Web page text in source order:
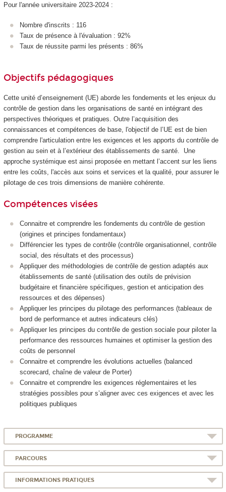
Pour l'année universitaire 2023-2024 :
Nombre d'inscrits : 116
Taux de présence à l'évaluation : 92%
Taux de réussite parmi les présents : 86%
Objectifs pédagogiques
Cette unité d’enseignement (UE) aborde les fondements et les enjeux du
contrôle de gestion dans les organisations de santé en intégrant des
perspectives théoriques et pratiques. Outre l’acquisition des
connaissances et compétences de base, l'objectif de l’UE est de bien
comprendre l'articulation entre les exigences et les apports du contrôle de
gestion au sein et à l’extérieur des établissements de santé. Une
approche systémique est ainsi proposée en mettant l’accent sur les liens
entre les coûts, l'accès aux soins et services et la qualité, pour assurer le
pilotage de ces trois dimensions de manière cohérente.
Compétences visées
Connaitre et comprendre les fondements du contrôle de gestion
(origines et principes fondamentaux)
Différencier les types de contrôle (contrôle organisationnel, contrôle
social, des résultats et des processus)
Appliquer des méthodologies de contrôle de gestion adaptés aux
établissements de santé (utilisation des outils de prévision
budgétaire et financière spécifiques, gestion et anticipation des
ressources et des dépenses)
Appliquer les principes du pilotage des performances (tableaux de
bord de performance et autres indicateurs clés)
Appliquer les principes du contrôle de gestion sociale pour piloter la
performance des ressources humaines et optimiser la gestion des
coûts de personnel
Connaitre et comprendre les évolutions actuelles (balanced
scorecard, chaîne de valeur de Porter)
Connaitre et comprendre les exigences réglementaires et les
stratégies possibles pour s’aligner avec ces exigences et avec les
politiques publiques
PROGRAMME
PARCOURS
INFORMATIONS PRATIQUES